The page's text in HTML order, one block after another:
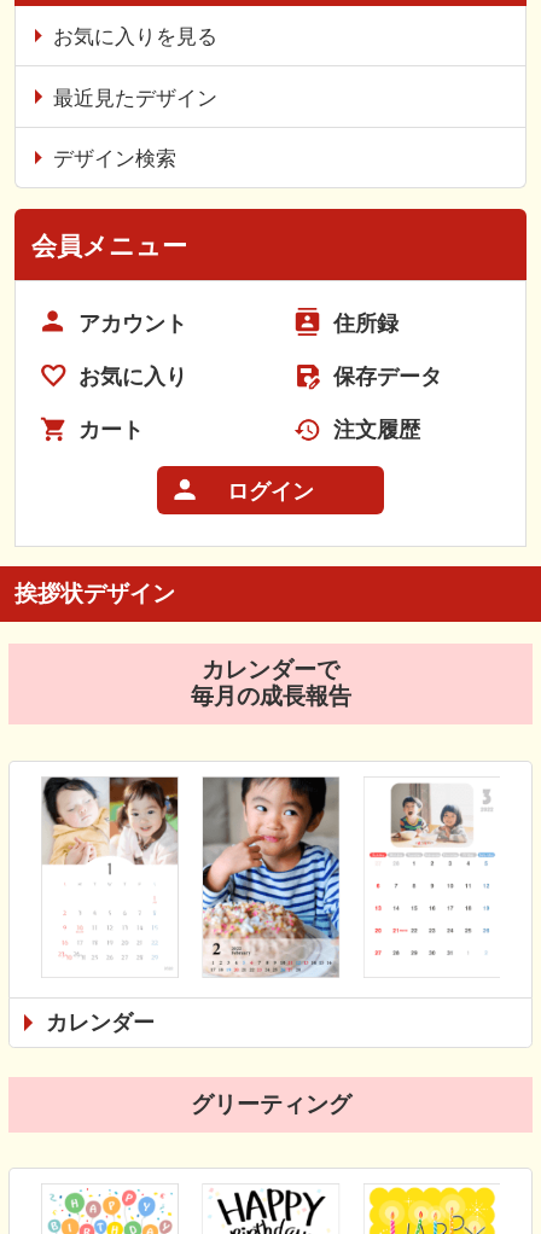
お気に入りを見る
最近見たデザイン
デザイン検索
会員メニュー
アカウント 住所録
お気に入り 保存データ
カート 注文履歴
ログイン
挨拶状デザイン
カレンダーで
毎月の成長報告
カレンダー
グリーティング